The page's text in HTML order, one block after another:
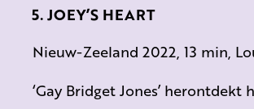
JOEY’S HEART
Nieuw-Zeeland 2022, 13 min,
‘Gay Bridget Jones’